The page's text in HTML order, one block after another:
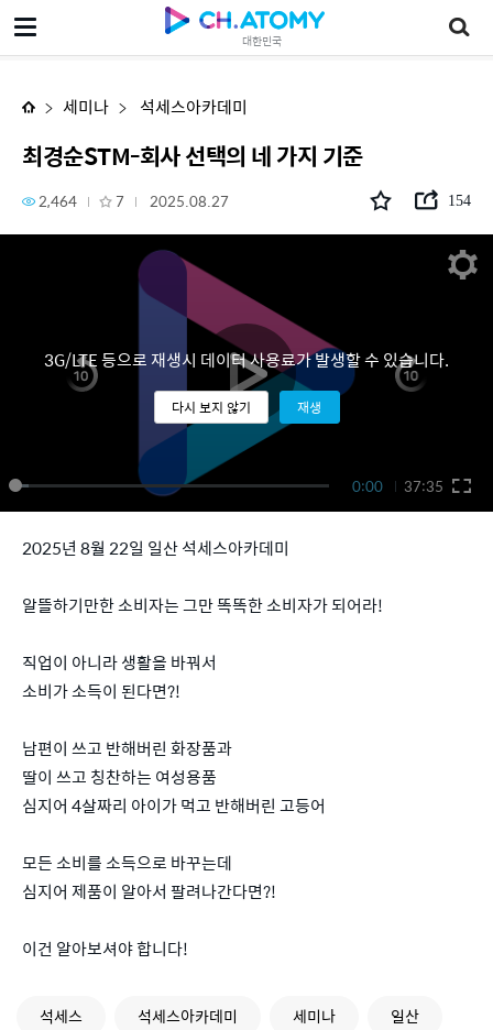
대한민국
최경순STM-회사 선택의 네 가지 기준
세미나 석세스아카데미
최경순STM-회사 선택의 네 가지 기준
2,464 7 2025.08.27 154
0:00 37:35
3G/LTE 등으로 재생시 데이터 사용료가 발생할 수 있습니다.
다시 보지 않기 재생
2025년 8월 22일 일산 석세스아카데미
알뜰하기만한 소비자는 그만 똑똑한 소비자가 되어라!
직업이 아니라 생활을 바꿔서
소비가 소득이 된다면?!
남편이 쓰고 반해버린 화장품과
딸이 쓰고 칭찬하는 여성용품
심지어 4살짜리 아이가 먹고 반해버린 고등어
모든 소비를 소득으로 바꾸는데
심지어 제품이 알아서 팔려나간다면?!
이건 알아보셔야 합니다!
석세스 석세스아카데미 세미나
일산